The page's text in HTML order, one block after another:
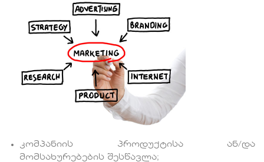
კომპანიის პროდუქტისა ან/და
მომსახურებების შესწავლა;